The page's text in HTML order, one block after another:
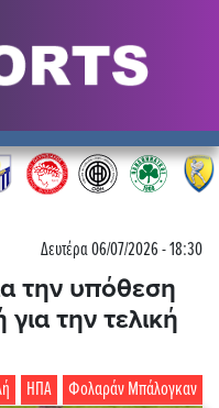
Δευτέρα 06/07/2026 - 18:30
την υπόθεση
την τελική
Φολαράν Μπάλογκαν
ΗΠΑ